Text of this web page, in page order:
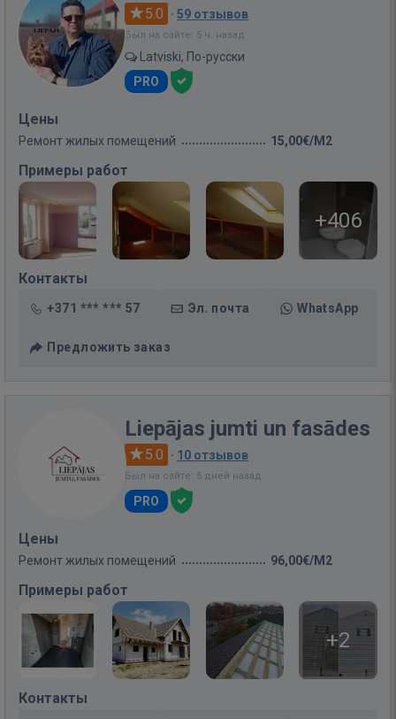
5.0 · 59 отзывов
Был на сайте: 5 ч. назад
Latviski, По-русски
PRO
Цены
Ремонт жилых помещений 15,00€/M2
Примеры работ
+406
Контакты
+371 *** *** 57 Эл. почта WhatsApp
Предложить заказ
Liepājas jumti un fasādes
5.0 · 10 отзывов
Был на сайте: 5 дней назад
PRO
Цены
Ремонт жилых помещений 96,00€/M2
Примеры работ
+2
Контакты